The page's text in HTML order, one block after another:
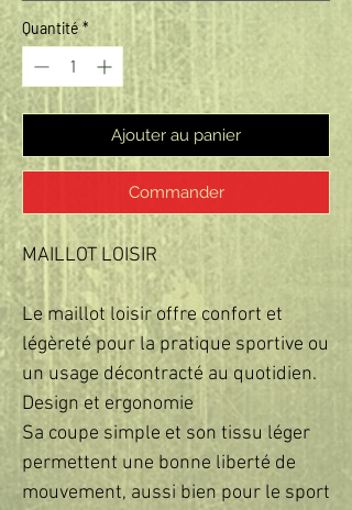
Quantité *
Ajouter au panier
Commander
MAILLOT LOISIR
Le maillot loisir offre confort et
légèreté pour la pratique sportive ou
un usage décontracté au quotidien.
Design et ergonomie
Sa coupe simple et son tissu léger
permettent une bonne liberté de
mouvement, aussi bien pour le sport